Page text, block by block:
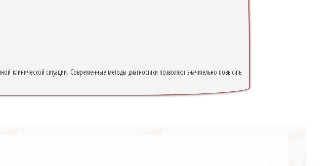
клинической ситуации. Современные методы диагностики позволяют значительно повысить